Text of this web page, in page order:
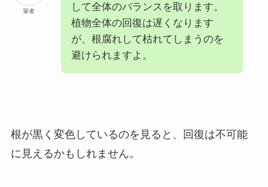
筆者
して全体のバランスを取ります。
植物全体の回復は遅くなります
が、根腐れして枯れてしまうのを
避けられますよ。
根が黒く変色しているのを見ると、回復は不可能
に見えるかもしれません。